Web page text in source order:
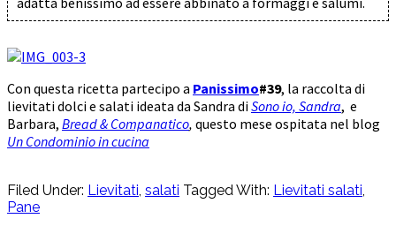
Con questa ricetta partecipo a Panissimo#39, la raccolta di
lievitati dolci e salati ideata da Sandra diSono io, Sandra, e
Barbara, Bread & Companatico, questo mese ospitata nel blog
Un Condominio in cucina
Filed Under: Lievitati salati Tagged With: Lievitati salati
Pane